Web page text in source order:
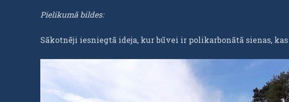
Pielikumā bildes:
Sākotnēji iesniegtā ideja, kur būvei ir polikarbonātā sienas,